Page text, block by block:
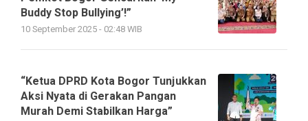
Buddy Stop Bullying’!”
10 September 2025 - 02:48 WIB
“Ketua DPRD Kota Bogor Tunjukkan
Aksi Nyata di Gerakan Pangan
Murah Demi Stabilkan Harga”